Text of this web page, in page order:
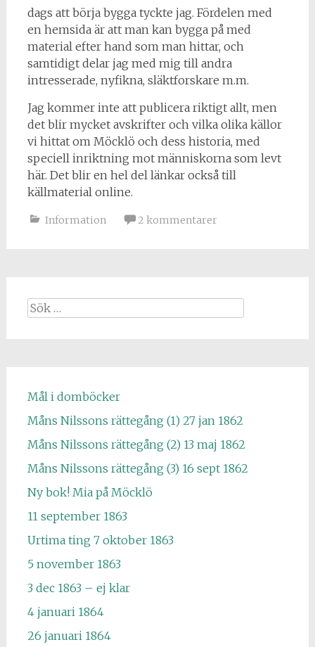
dags att börja bygga tyckte jag. Fördelen med
en hemsida är att man kan bygga på med
material efter hand som man hittar, och
samtidigt delar jag med mig till andra
intresserade, nyfikna, släktforskare m.m.
Jag kommer inte att publicera riktigt allt, men
det blir mycket avskrifter och vilka olika källor
vi hittat om Möcklö och dess historia, med
speciell inriktning mot människorna som levt
här. Det blir en hel del länkar också till
källmaterial online.
Information 2 kommentarer
Sök
efter:
Mål i domböcker
Måns Nilssons rättegång (1) 27 jan 1862
Måns Nilssons rättegång (2) 13 maj 1862
Måns Nilssons rättegång (3) 16 sept 1862
Ny bok! Mia på Möcklö
11 september 1863
Urtima ting 7 oktober 1863
5 november 1863
3 dec 1863 – ej klar
4 januari 1864
26 januari 1864